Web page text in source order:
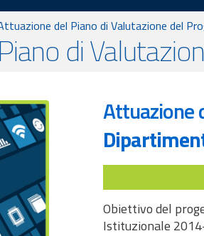
del Piano di Valutazione del
di
Attuazione
Obiettivo del
Istituzionale